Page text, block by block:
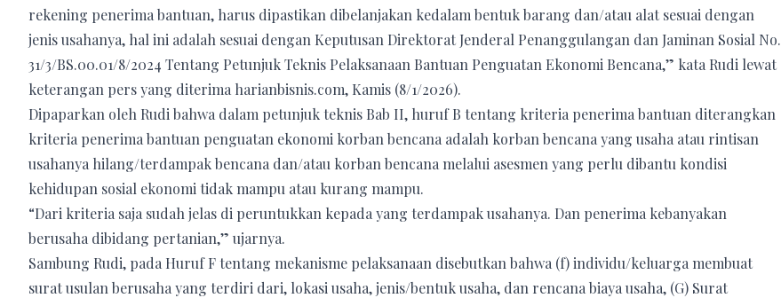
rekening penerima bantuan, harus dipastikan dibelanjakan kedalam bentuk barang dan/atau alat sesuai dengan
jenis usahanya, hal ini adalah sesuai dengan Keputusan Direktorat Jenderal Penanggulangan dan Jaminan Sosial No.
31/3/BS.00.01/8/2024 Tentang Petunjuk Teknis Pelaksanaan Bantuan Penguatan Ekonomi Bencana,” kata Rudi lewat
keterangan pers yang diterima harianbisnis.com, Kamis (8/1/2026).
Dipaparkan oleh Rudi bahwa dalam petunjuk teknis Bab II, huruf B tentang kriteria penerima bantuan diterangkan
kriteria penerima bantuan penguatan ekonomi korban bencana adalah korban bencana yang usaha atau rintisan
usahanya hilang/terdampak bencana dan/atau korban bencana melalui asesmen yang perlu dibantu kondisi
kehidupan sosial ekonomi tidak mampu atau kurang mampu.
“Dari kriteria saja sudah jelas di peruntukkan kepada yang terdampak usahanya. Dan penerima kebanyakan
berusaha dibidang pertanian,” ujarnya.
Sambung Rudi, pada Huruf F tentang mekanisme pelaksanaan disebutkan bahwa (f) individu/keluarga membuat
surat usulan berusaha yang terdiri dari, lokasi usaha, jenis/bentuk usaha, dan rencana biaya usaha, (G) Surat